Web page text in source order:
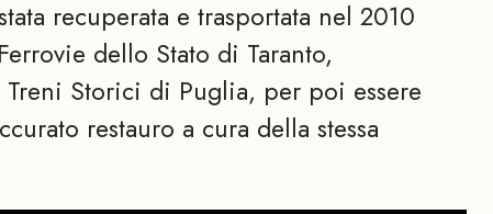
recuperata e trasportata nel 2010
dello Stato di Taranto,
Treni Storici di Puglia, per poi essere
restauro a cura della stessa